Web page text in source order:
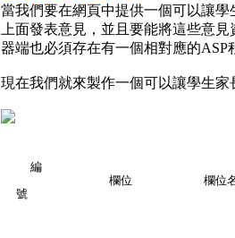
當我們要在網頁中提供一個可以讓
上面發表意見，並且要能將這些意
器端也必須存在有一個相對應的ASP
現在我們就來製作一個可以讓學生家
編
號
欄位 欄位